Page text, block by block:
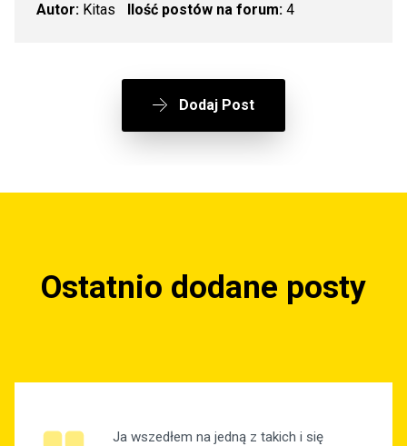
Autor: Kitas Ilość postów na forum:4
Dodaj Post
Ostatnio dodane posty
Ja wszedłem na jedną z takich i się